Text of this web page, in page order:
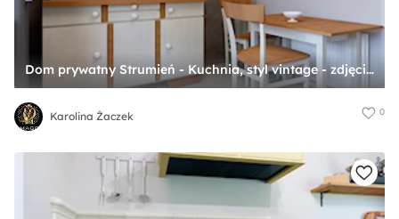
Dom prywatny Strumień - Kuchnia, styl vintage - zdjęcie od Karolina Żaczek
Karolina Żaczek 0